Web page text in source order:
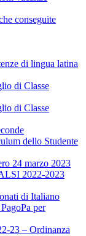
conseguite
di lingua latina
di Classe
di Classe
dello Studente
24 marzo 2023
2022-2023
di Italiano
per
23 – Ordinanza